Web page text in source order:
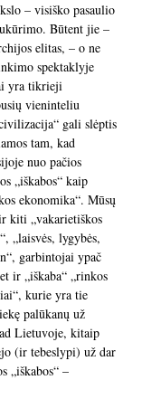
– visiško pasaulio
Būtent jie –
elitas, – o ne
spektaklyje
yra tikrieji
vieninteliu
gali slėptis
tam, kad
nuo pačios
„iškabos“ kaip
ekonomika“. Mūsų
kiti „vakarietiškos
„laisvės, lygybės,
garbintojai ypač
ir „iškaba“ „rinkos
kurie yra tie
palūkanų už
Lietuvoje, kitaip
(ir tebeslypi) už dar
„iškabos“ –